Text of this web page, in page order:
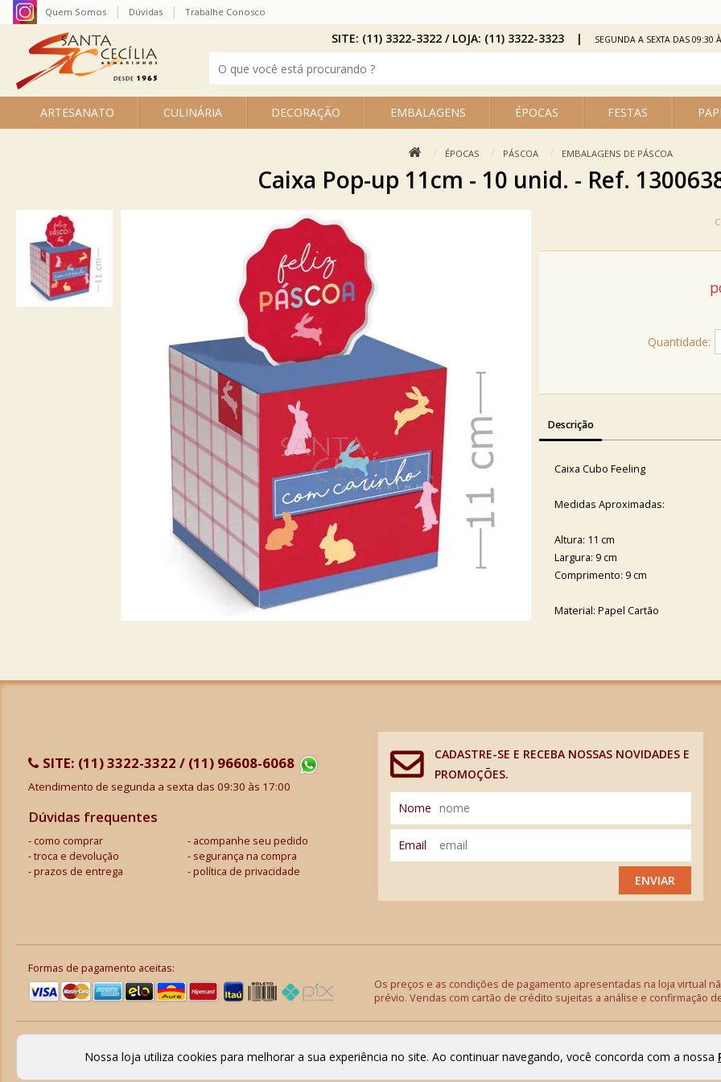
ARTESANATO CULINÁRIA DECORAÇÃO EMBALAGENS ÉPOCAS FESTAS
Quem Somos Dúvidas Trabalhe Conosco
SITE: (11) 3322-3322 / LOJA: (11) 3322-3323 SEGUNDA A SEXTA DAS 09:30
ÉPOCAS PÁSCOA EMBALAGENS DE PÁSCOA
Caixa Pop-up 11cm - 10 unid. - Ref.
Quantidade:
Descrição
Caixa Cubo Feeling
Medidas Aproximadas:
Altura: 11 cm
Largura: 9 cm
Comprimento: 9 cm
Material: Papel Cartão
SITE: (11) 3322-3322 / (11) 96608-6068
Atendimento de segunda a sexta das 09:30 às 17:00
Dúvidas frequentes
como comprar
acompanhe seu pedido
troca e devolução
segurança na compra
prazos de entrega
política de privacidade
CADASTRE-SE E RECEBA NOSSAS NOVIDADES E
PROMOÇÕES.
Nome
Email
ENVIAR
Formas de pagamento aceitas:
Os preços e as condições de pagamento apresentadas na loja virtual
prévio. Vendas com cartão de crédito sujeitas a análise e confirmação
Nossa loja utiliza cookies para melhorar a sua experiência no site. Ao continuar navegando, você concorda com a nossa